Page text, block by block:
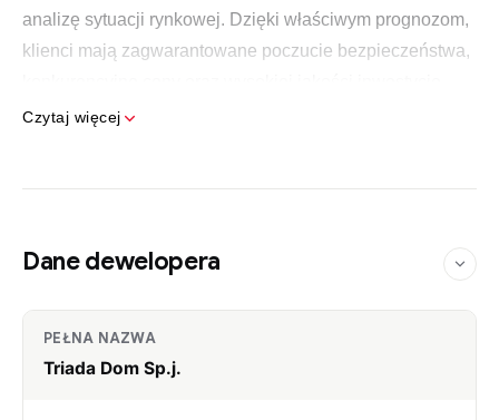
analizę sytuacji rynkowej. Dzięki właściwym prognozom,
klienci mają zagwarantowane poczucie bezpieczeństwa,
Najważniejszymi cechami
przyczyniają się do wzrostu zainteresowania ich
zapewnienie im solidnego i wyróżniającego się spośród
zadowolonych klientów. Triada Dom może poszczycić się
przedsiębiorstwa.
Czytaj więcej
Dane dewelopera
PEŁNA NAZWA
Triada Dom Sp.j.